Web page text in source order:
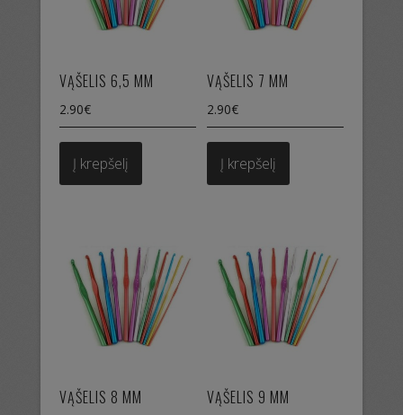
VĄŠELIS 6,5 MM
2.90€
Į krepšelį
VĄŠELIS 7 MM
2.90€
Į krepšelį
VĄŠELIS 8 MM VĄŠELIS 9 MM